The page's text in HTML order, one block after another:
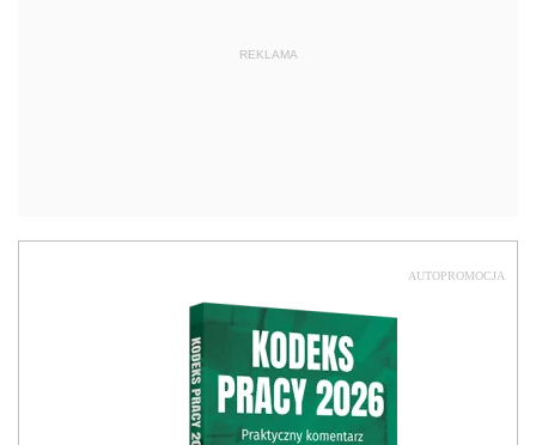
REKLAMA
AUTOPROMOCJA